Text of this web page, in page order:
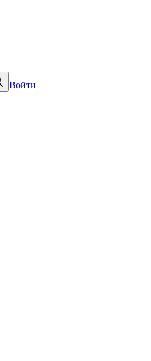
Войти